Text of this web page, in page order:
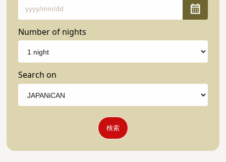
Number of nights
Search on
検索